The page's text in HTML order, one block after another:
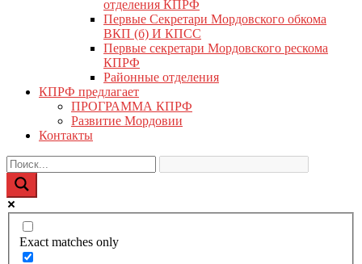
отделения КПРФ
Первые Секретари Мордовского обкома
ВКП (б) И КПСС
Первые секретари Мордовского рескома
КПРФ
Районные отделения
КПРФ предлагает
ПРОГРАММА КПРФ
Развитие Мордовии
Контакты
Exact matches only